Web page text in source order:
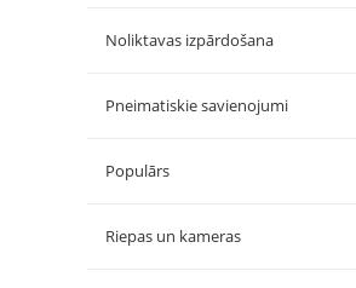
Noliktavas izpārdošana
Pneimatiskie savienojumi
Populārs
Riepas un kameras